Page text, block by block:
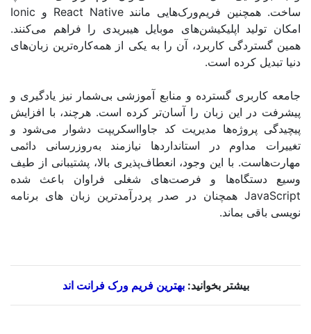
فریم‌ورک‌هایی مانندReact Native وIonic
اپلیکیشن‌های موبایل هیبریدی را فراهم می‌کنند.
کاربرد، آن را به یکی از همه‌کاره‌ترین زبان‌های
کرده است.
گسترده و منابع آموزشی بی‌شمار نیز یادگیری و
این زبان را آسان‌تر کرده است. هرچند، با افزایش
مدیریت کد جاوااسکریپت دشوار می‌شود و
در استانداردها نیازمند به‌روزرسانی دائمی
با این وجود، انعطاف‌پذیری بالا، پشتیبانی از طیف
و فرصت‌های شغلی فراوان باعث شده
همچنان در صدر پردرآمدترین زبان های برنامه
بماند .
بیشتر بخوانید:بهترین فریم ورک فرانت اند